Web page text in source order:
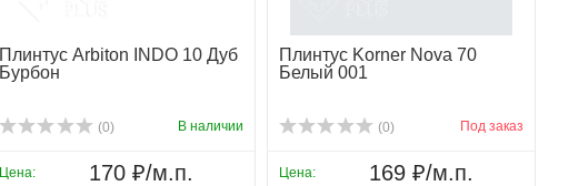
Плинтус Arbiton INDO 10 Дуб
Бурбон
(0) В наличии
Цена: 170 ₽/м.п.
Плинтус Korner Nova 70
Белый 001
(0) Под заказ
Цена: 169 ₽/м.п.